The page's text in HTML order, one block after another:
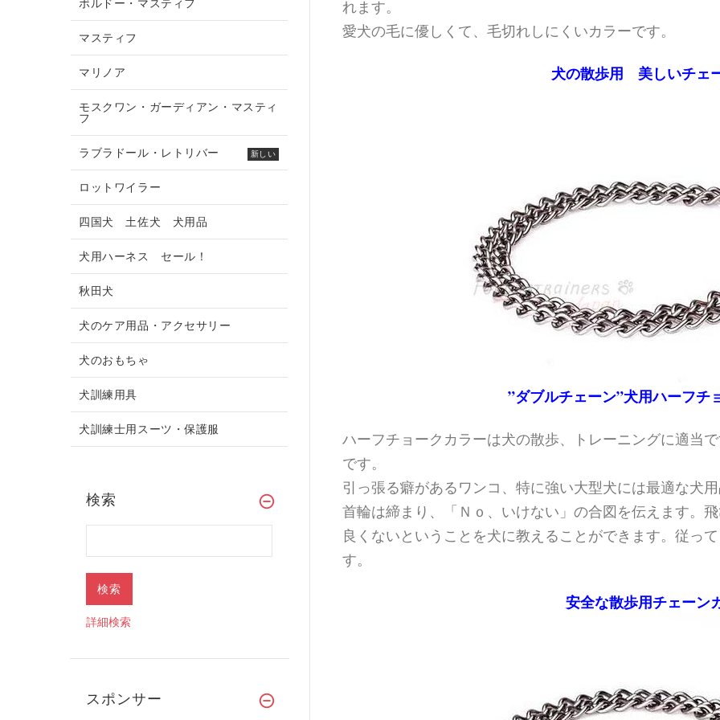
れます。
愛犬の毛に優しくて、毛切れしにくいカラーです。
犬の散歩用 美しいチェ
”ダブルチェーン”犬用ハーフチ
ハーフチョークカラーは犬の散歩、トレーニングに適当
です。
引っ張る癖があるワンコ、特に強い大型犬には最適な犬
首輪は締まり、「Ｎｏ、いけない」の合図を伝えます。
良くないということを犬に教えることができます。従っ
す。
安全な散歩用チェーン
ボルドー・マスティフ
マスティフ
マリノア
モスクワン・ガーディアン・マスティ
フ
ラブラドール・レトリバー 新しい
ロットワイラー
四国犬 土佐犬 犬用品
犬用ハーネス セール！
秋田犬
犬のケア用品・アクセサリー
犬のおもちゃ
犬訓練用具
犬訓練士用スーツ・保護服
検索
詳細検索
スポンサー